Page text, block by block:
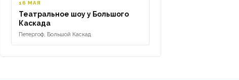
16 МАЯ
Театральное шоу у Большого
Каскада
Петергоф, Большой Каскад